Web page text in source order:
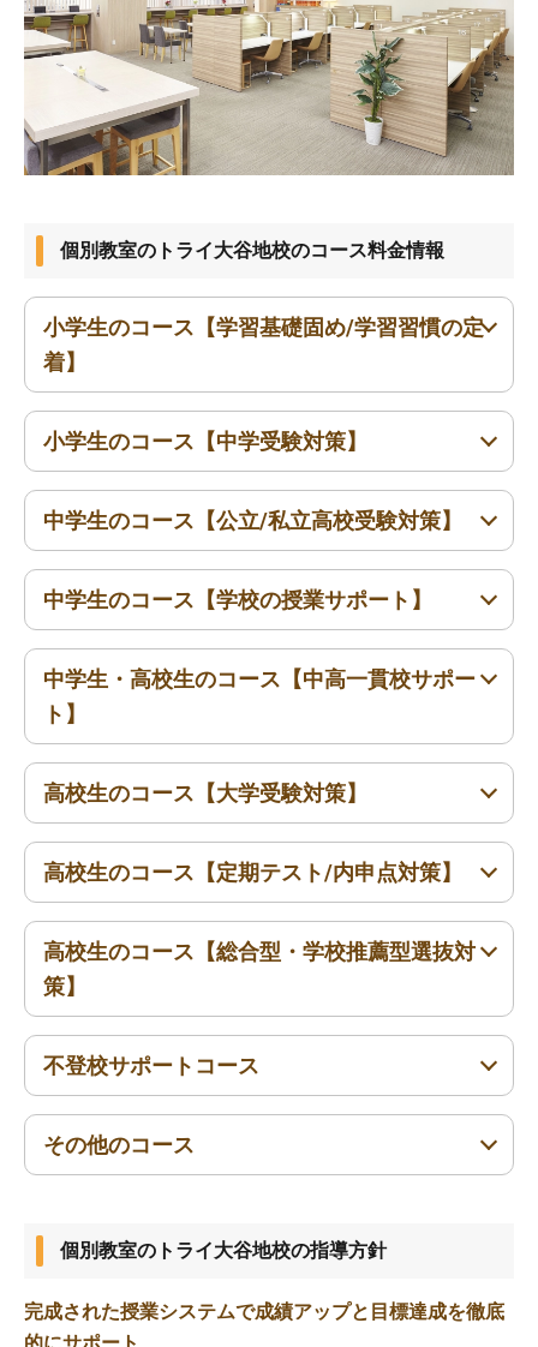
個別教室のトライ大谷地校のコース料金情報
小学生のコース【学習基礎固め/学習習慣の定
着】
小1〜小6
小学生のコース【中学受験対策】
小4〜小6
中学生のコース【公立/私立高校受験対策】
中1〜中3
中学生のコース【学校の授業サポート】
中1〜中3
中学生・高校生のコース【中高一貫校サポー
ト】
中1〜中3高1〜高3
高校生のコース【大学受験対策】
高1〜高3
高校生のコース【定期テスト/内申点対策】
高1〜高3
高校生のコース【総合型・学校推薦型選抜対
策】
高1〜高3
不登校サポートコース
小1〜小6
その他のコース
浪人生
個別教室のトライ大谷地校の指導方針
完成された授業システムで成績アップと目標達成を徹底